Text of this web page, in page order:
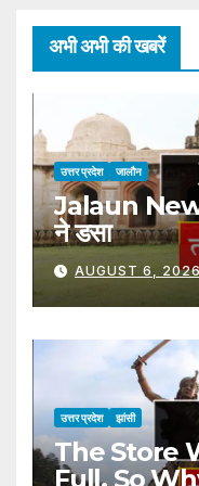
अभी अभी की खबरें
उत्तर प्रदेश जालौन
Jalaun
ने डसा
AUGUST 6,
उत्तर प्रदेश झांसी
The Store
Full, So